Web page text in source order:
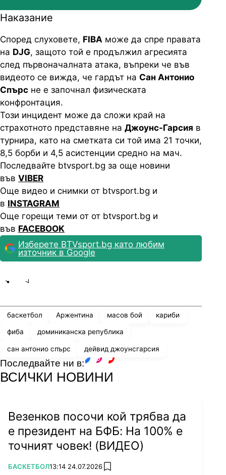
Наказание
Според слуховете, FIBA може да спре правата
на DJG, защото той е продължил агресията
след първоначалната атака, въпреки че във
видеото се вижда, че гардът на Сан Антонио
Спърс не е започнал физическата
конфронтация.
Този инцидент може да сложи край на
страхотното представяне на Джоунс-Гарсия в
турнира, като на сметката си той има 21 точки,
8,5 борби и 4,5 асистенции средно на мач.
Последвайте btvsport.bg за още новини
във VIBER
Още видео и снимки от btvsport.bg и
в INSTAGRAM
Още горещи теми от от btvsport.bg и
във FACEBOOK
Изберете BTVsport.bg като любим
източник в Google
баскетбол Аржентина масов бой кариби
фиба доминиканска република
сан антонио спърс дейвид джоунсгарсия
Последвайте ни в:
ВСИЧКИ НОВИНИ
Везенков посочи кой трябва да
е президент на БФБ: На 100% е
точният човек! (ВИДЕО)
ПОВЕЧЕ ОТ
БАСКЕТБОЛ13:14 24.07.2026 add favorites